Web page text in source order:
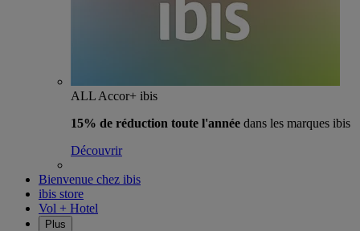
ALL Accor+ ibis
15% de réduction toute l'année dans les marques ibis
Découvrir
Bienvenue chez ibis
ibis store
Vol + Hotel
Plus